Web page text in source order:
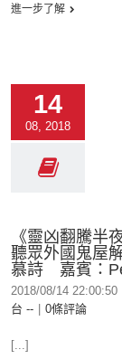
進一步了解
14
08, 2018
《靈凶翻騰半
聽眾外國鬼屋
慕詩 嘉賓：
2018/08/14 22:00:50
台 --
0條評論
[...]